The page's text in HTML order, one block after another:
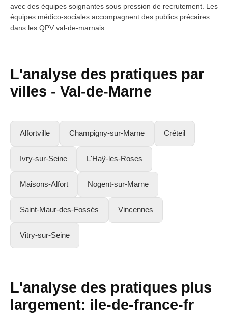
avec des équipes soignantes sous pression de recrutement. Les
équipes médico-sociales accompagnent des publics précaires
dans les QPV val-de-marnais.
L'analyse des pratiques par
villes - Val-de-Marne
Alfortville Champigny-sur-Marne Créteil
Ivry-sur-Seine L'Haÿ-les-Roses
Maisons-Alfort Nogent-sur-Marne
Saint-Maur-des-Fossés Vincennes
Vitry-sur-Seine
L'analyse des pratiques plus
largement: ile-de-france-fr